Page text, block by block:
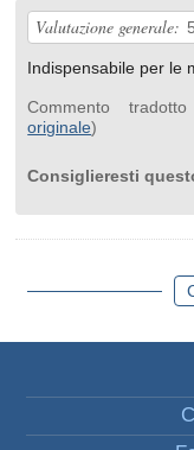
Valutazione generale: 5
Indispensabile per le
Commento
originale)
Consiglieresti